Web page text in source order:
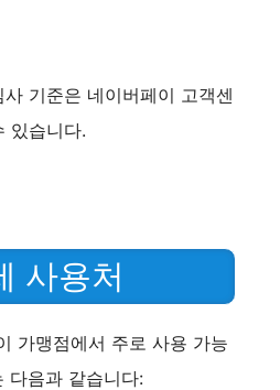
기준은 네이버페이 고객센
있습니다.
사용처
가맹점에서 주로 사용 가능
다음과 같습니다: